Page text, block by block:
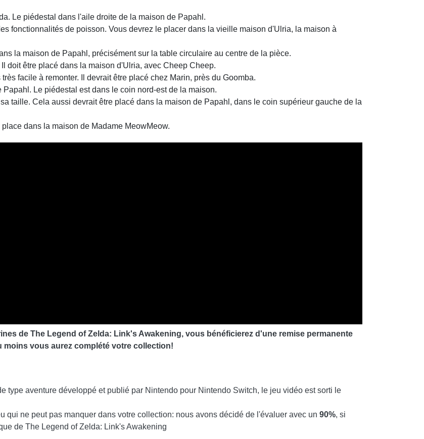
Le piédestal dans l'aile droite de la maison de Papahl.
fonctionnalités de poisson. Vous devrez le placer dans la vieille maison d'Ulria, la maison à
la maison de Papahl, précisément sur la table circulaire au centre de la pièce.
doit être placé dans la maison d'Ulria, avec Cheep Cheep.
facile à remonter. Il devrait être placé chez Marin, près du Goomba.
Le piédestal est dans le coin nord-est de la maison.
taille. Cela aussi devrait être placé dans la maison de Papahl, dans le coin supérieur gauche de la
dans la maison de Madame MeowMeow.
de The Legend of Zelda: Link's Awakening, vous bénéficierez d'une remise permanente
moins vous aurez complété votre collection!
type aventure développé et publié par Nintendo pour Nintendo Switch, le jeu vidéo est sorti le
qui ne peut pas manquer dans votre collection: nous avons décidé de l'évaluer avec un 90%, si
de The Legend of Zelda: Link's Awakening